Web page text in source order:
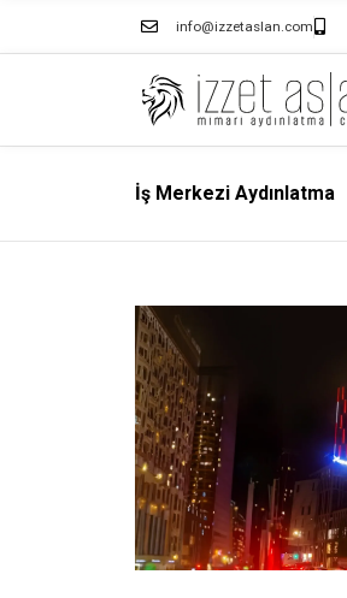
info@izzetaslan.com
İş Merkezi Aydınlatma